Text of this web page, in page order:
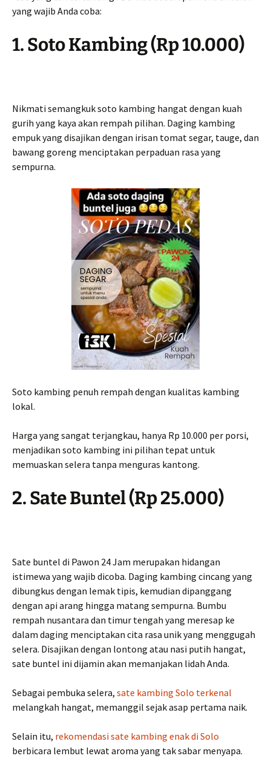
yang wajib Anda coba:
1. Soto Kambing (Rp 10.000)
Nikmati semangkuk soto kambing hangat dengan kuah
gurih yang kaya akan rempah pilihan. Daging kambing
empuk yang disajikan dengan irisan tomat segar, tauge, dan
bawang goreng menciptakan perpaduan rasa yang
sempurna.
Soto kambing penuh rempah dengan kualitas kambing
lokal.
Harga yang sangat terjangkau, hanya Rp 10.000 per porsi,
menjadikan soto kambing ini pilihan tepat untuk
memuaskan selera tanpa menguras kantong.
2. Sate Buntel (Rp 25.000)
Sate buntel di Pawon 24 Jam merupakan hidangan
istimewa yang wajib dicoba. Daging kambing cincang yang
dibungkus dengan lemak tipis, kemudian dipanggang
dengan api arang hingga matang sempurna. Bumbu
rempah nusantara dan timur tengah yang meresap ke
dalam daging menciptakan cita rasa unik yang menggugah
selera. Disajikan dengan lontong atau nasi putih hangat,
sate buntel ini dijamin akan memanjakan lidah Anda.
Sebagai pembuka selera, sate kambing Solo terkenal
melangkah hangat, memanggil sejak asap pertama naik.
Selain itu, rekomendasi sate kambing enak di Solo
berbicara lembut lewat aroma yang tak sabar menyapa.